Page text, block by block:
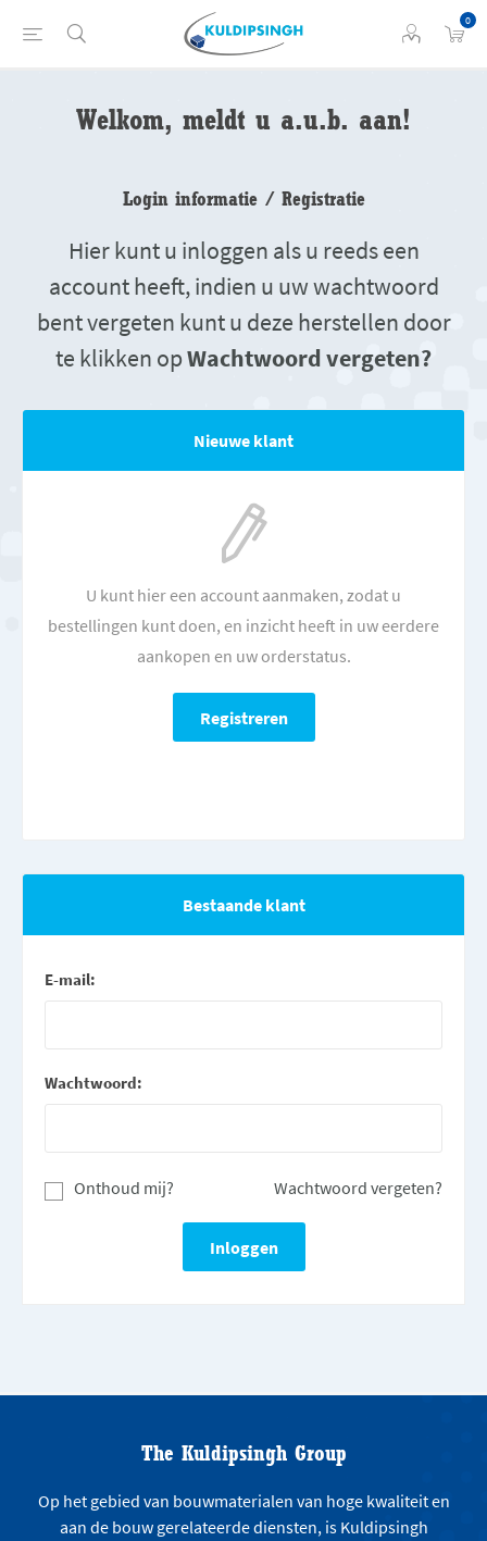
0
Welkom, meldt u a.u.b. aan!
Login informatie / Registratie
Hier kunt u inloggen als u reeds een
account heeft, indien u uw wachtwoord
bent vergeten kunt u deze herstellen door
te klikken opWachtwoord vergeten?
Nieuwe klant
U kunt hier een account aanmaken, zodat u
bestellingen kunt doen, en inzicht heeft in uw eerdere
aankopen en uw orderstatus.
Bestaande klant
E-mail:
Wachtwoord:
Wachtwoord vergeten?
Onthoud mij?
The Kuldipsingh Group
Op het gebied van bouwmaterialen van hoge kwaliteit en
aan de bouw gerelateerde diensten, is Kuldipsingh